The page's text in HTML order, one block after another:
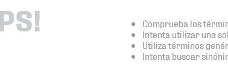
Comprueba los
Intenta utilizar una
Utiliza términos
Intenta buscar